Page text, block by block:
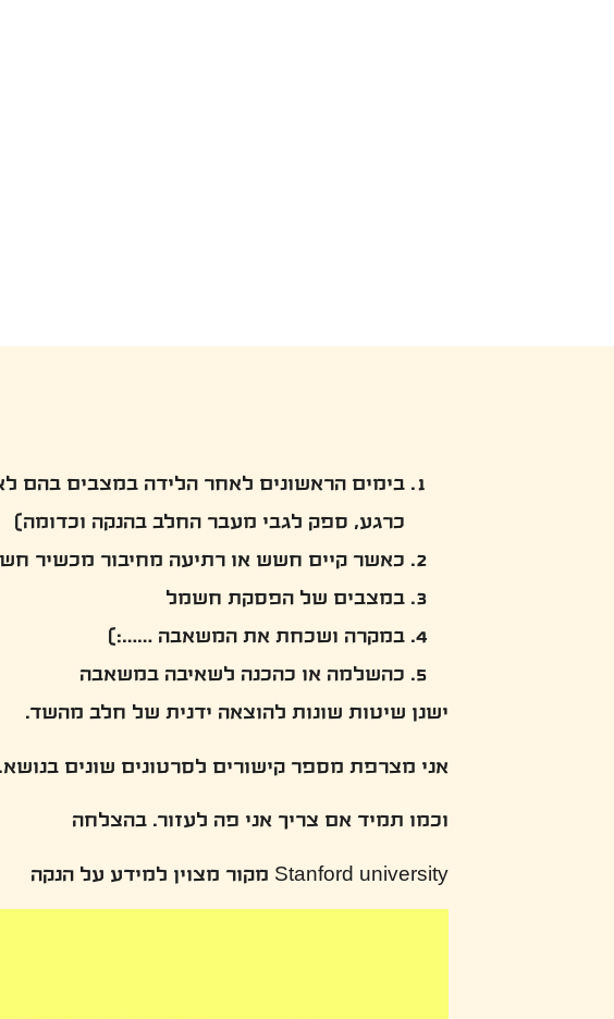
בימים הראשונים לאחר הלידה במצבים בהם
כרגע, ספק לגבי מעבר החלב בהנקה וכדומה)
כאשר קיים חשש או רתיעה מחיבור מכשיר
במצבים של הפסקת חשמל
במקרה ושכחת את המשאבה ……:)
כהשלמה או כהכנה לשאיבה במשאבה
ישנן שיטות שונות להוצאה ידנית של חלב מהשד.
אני מצרפת מספר קישורים לסרטונים שונים בנושא.
וכמו תמיד אם צריך אני פה לעזור. בהצלחה
Stanford university מקור מצוין למידע על הנקה